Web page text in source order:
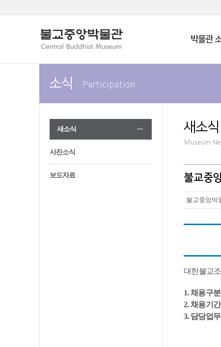
박물관
소식 Participation
새소식
사진소식
보도자료
새소식
Museum
불교중
불교중앙박
대한불교
1.채용구
2.채용기간
3. 담당업무